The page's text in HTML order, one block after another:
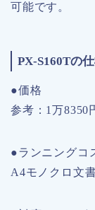
可能です。
PX-S160Tの
●価格
参考：1万8350
●ランニングコ
A4モノクロ文